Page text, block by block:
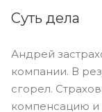
Суть дела
Андрей
компании. В
сгорел.
компенсацию и